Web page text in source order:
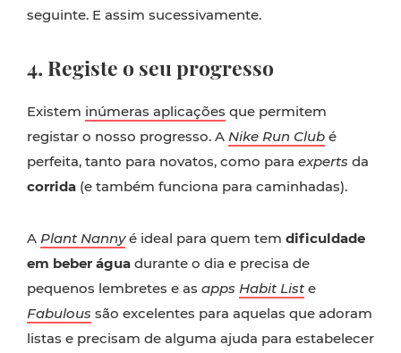
seguinte. E assim sucessivamente.
4. Registe o seu progresso
Existem inúmeras aplicações que permitem
registar o nosso progresso. A Nike Run Club é
perfeita, tanto para novatos, como para experts da
corrida (e também funciona para caminhadas).
A Plant Nannyé ideal para quem tem dificuldade
em beber água durante o dia e precisa de
pequenos lembretes e as apps Habit List e
Fabulous são excelentes para aquelas que adoram
listas e precisam de alguma ajuda para estabelecer